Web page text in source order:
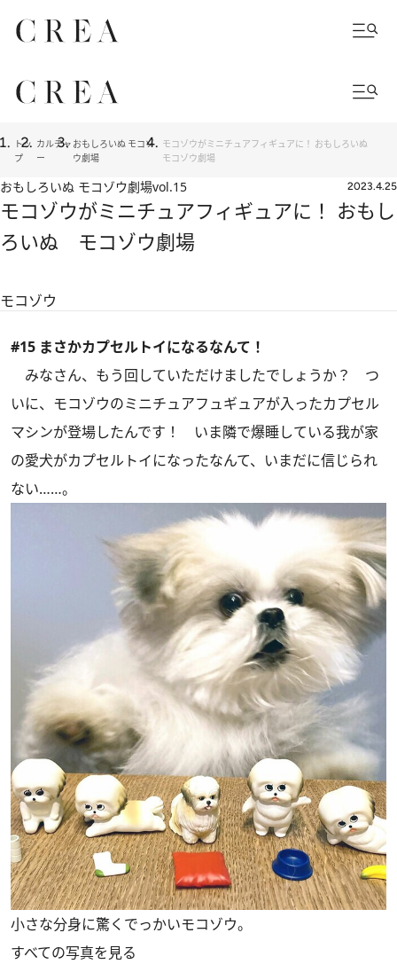
トッ
プ
カルチャ
ー
おもしろいぬ モコゾ
ウ劇場
モコゾウがミニチュアフィギュアに！ おもしろいぬ
モコゾウ劇場
おもしろいぬ モコゾウ劇場vol.15 2023.4.25
モコゾウがミニチュアフィギュアに！ おもし
ろいぬ モコゾウ劇場
モコゾウ
#15 まさかカプセルトイになるなんて！
みなさん、もう回していただけましたでしょうか？ つ
いに、モコゾウのミニチュアフュギュアが入ったカプセル
マシンが登場したんです！ いま隣で爆睡している我が家
の愛犬がカプセルトイになったなんて、いまだに信じられ
ない……。
小さな分身に驚くでっかいモコゾウ。
すべての写真を見る